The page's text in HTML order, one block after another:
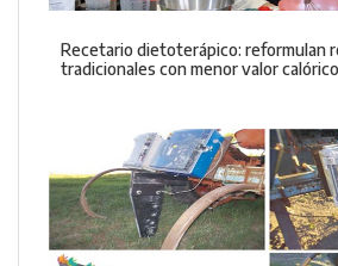
Recetario dietoterápico: reformulan
tradicionales con menor valor calórico